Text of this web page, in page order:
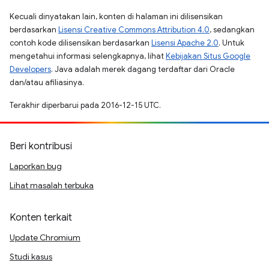
Kecuali dinyatakan lain, konten di halaman ini dilisensikan
berdasarkan Lisensi Creative Commons Attribution 4.0, sedangkan
contoh kode dilisensikan berdasarkan Lisensi Apache 2.0. Untuk
mengetahui informasi selengkapnya, lihatKebijakan Situs Google
Developers. Java adalah merek dagang terdaftar dari Oracle
dan/atau afiliasinya.
Terakhir diperbarui pada 2016-12-15 UTC.
Beri kontribusi
Laporkan bug
Lihat masalah terbuka
Konten terkait
Update Chromium
Studi kasus